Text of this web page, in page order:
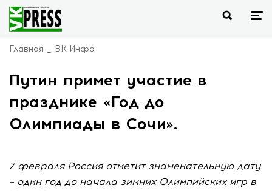
Главная ВК Инфо
Путин примет участие в
празднике «Год до
Олимпиады в Сочи».
7 февраля Россия отметит знаменательную дату
– один год до начала зимних Олимпийских игр в